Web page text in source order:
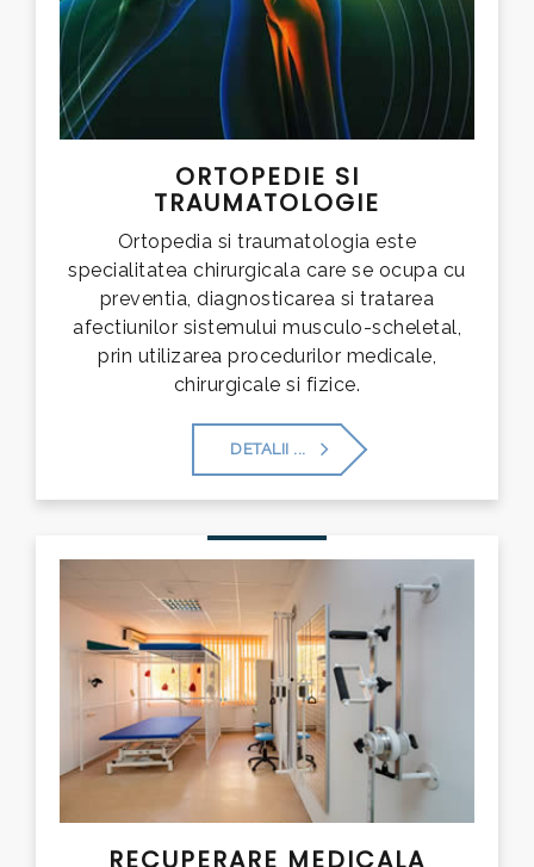
ORTOPEDIE SI
TRAUMATOLOGIE
Ortopedia si traumatologia este
specialitatea chirurgicala care se ocupa cu
preventia, diagnosticarea si tratarea
afectiunilor sistemului musculo-scheletal,
prin utilizarea procedurilor medicale,
chirurgicale si fizice.
DETALII ...
RECUPERARE MEDICALA